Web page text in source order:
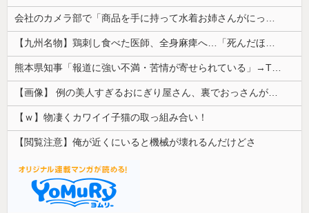
会社のカメラ部で「商品を手に持って水着お姉さんがにっこり」を撮影、だがお姉さんは素人アルバイトで親バレした結果……
【九州名物】鶏刺し食べた医師、全身麻痺へ…「死んだほうが良かったと思っていた」
熊本県知事「報道に強い不満・苦情が寄せられている」→TBSの報道特集がまさにそれな件
【画像】 例の美人すぎるおにぎり屋さん、裏でおっさんが握っていたｗｗｗｗｗｗｗｗｗｗｗｗｗｗｗｗｗ
【ｗ】物凄くカワイイ子猫の取っ組み合い！
【閲覧注意】俺が近くにいると機械が壊れるんだけどさ